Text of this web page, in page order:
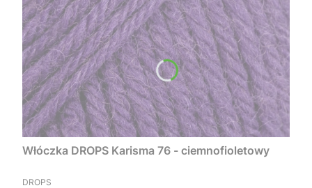
Włóczka DROPS Karisma 76 - ciemnofioletowy
PRODUCENT
DROPS